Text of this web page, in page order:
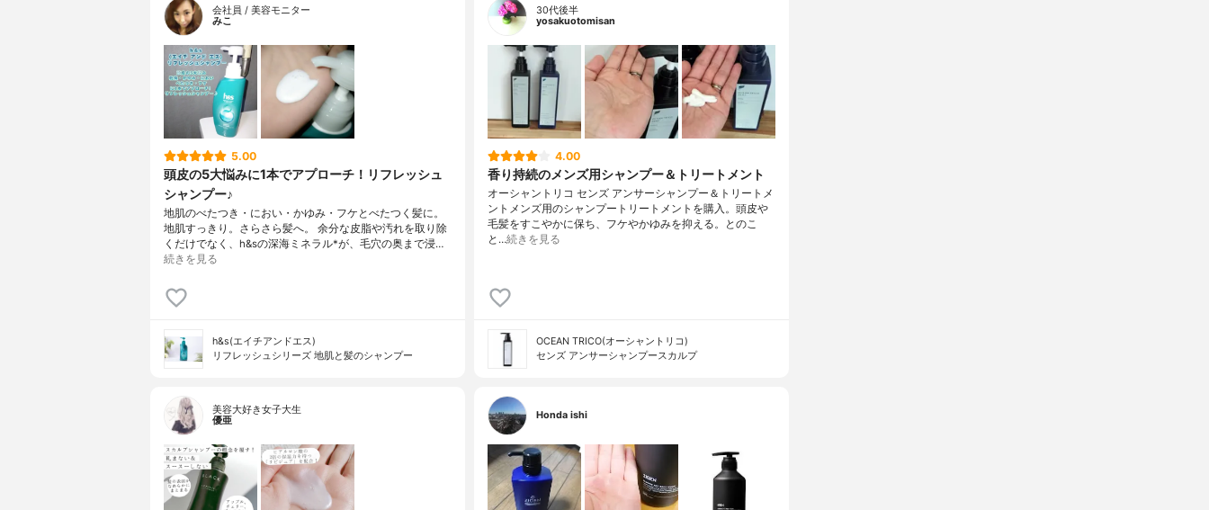
会社員 / 美容モニター
みこ
5.00
頭皮の5大悩みに1本でアプローチ！リフレッシュ
シャンプー♪
地肌のべたつき・におい・かゆみ・フケとべたつく髪に。
地肌すっきり。さらさら髪へ。 余分な皮脂や汚れを取り除
くだけでなく、h&sの深海ミネラル*が、毛穴の奥まで浸…
続きを見る
h&s(エイチアンドエス)
リフレッシュシリーズ 地肌と髪のシャンプー
30代後半
yosakuotomisan
4.00
香り持続のメンズ用シャンプー＆トリートメント
オーシャントリコ センズ アンサーシャンプー＆トリートメ
ントメンズ用のシャンプートリートメントを購入。頭皮や
毛髪をすこやかに保ち、フケやかゆみを抑える。とのこ
と…続きを見る
OCEAN TRICO(オーシャントリコ)
センズ アンサーシャンプースカルプ
美容大好き女子大生
優亜
Honda ishi